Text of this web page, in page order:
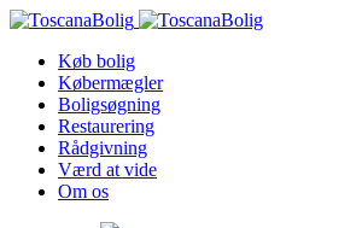
Køb bolig
Købermægler
Boligsøgning
Restaurering
Rådgivning
Værd at vide
Om os